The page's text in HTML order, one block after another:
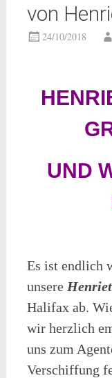
von
24/10/2018
UND
Es ist endlich
unsere
Halifax ab.
wir herzlich
uns zum
Verschiffung